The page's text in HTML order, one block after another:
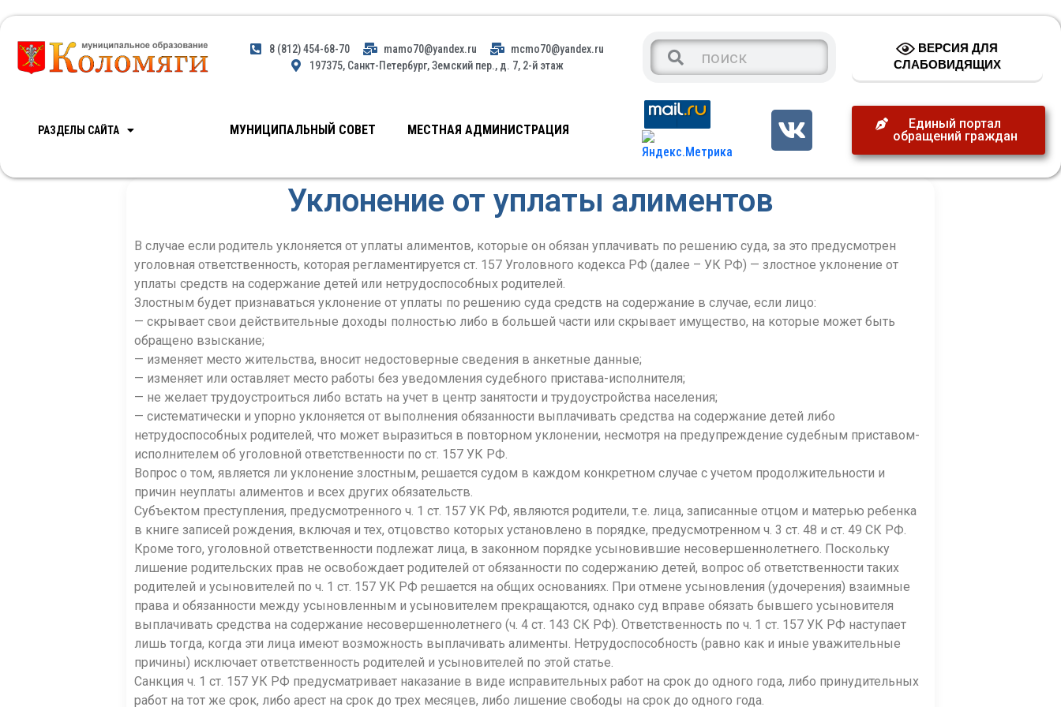
8 (812) 454-68-70 mamo70@yandex.ru
mcmo70@yandex.ru
197375, Санкт-Петербург, Земский пер., д. 7, 2-й этаж
ВЕРСИЯ ДЛЯ
СЛАБОВИДЯЩИХ
РАЗДЕЛЫ САЙТА МУНИЦИПАЛЬНЫЙ СОВЕТ МЕСТНАЯ АДМИНИСТРАЦИЯ
Единый портал
обращений граждан
Уклонение от уплаты алиментов
В случае если родитель уклоняется от уплаты алиментов, которые он обязан уплачивать по решению суда, за это предусмотрен
уголовная ответственность, которая регламентируется ст. 157 Уголовного кодекса РФ (далее – УК РФ) — злостное уклонение от
уплаты средств на содержание детей или нетрудоспособных родителей.
Злостным будет признаваться уклонение от уплаты по решению суда средств на содержание в случае, если лицо:
— скрывает свои действительные доходы полностью либо в большей части или скрывает имущество, на которые может быть
обращено взыскание;
— изменяет место жительства, вносит недостоверные сведения в анкетные данные;
— изменяет или оставляет место работы без уведомления судебного пристава-исполнителя;
— не желает трудоустроиться либо встать на учет в центр занятости и трудоустройства населения;
— систематически и упорно уклоняется от выполнения обязанности выплачивать средства на содержание детей либо
нетрудоспособных родителей, что может выразиться в повторном уклонении, несмотря на предупреждение судебным приставом-
исполнителем об уголовной ответственности по ст. 157 УК РФ.
Вопрос о том, является ли уклонение злостным, решается судом в каждом конкретном случае с учетом продолжительности и
причин неуплаты алиментов и всех других обязательств.
Субъектом преступления, предусмотренного ч. 1 ст. 157 УК РФ, являются родители, т.е. лица, записанные отцом и матерью ребенка
в книге записей рождения, включая и тех, отцовство которых установлено в порядке, предусмотренном ч. 3 ст. 48 и ст. 49 СК РФ.
Кроме того, уголовной ответственности подлежат лица, в законном порядке усыновившие несовершеннолетнего. Поскольку
лишение родительских прав не освобождает родителей от обязанности по содержанию детей, вопрос об ответственности таких
родителей и усыновителей по ч. 1 ст. 157 УК РФ решается на общих основаниях. При отмене усыновления (удочерения) взаимные
права и обязанности между усыновленным и усыновителем прекращаются, однако суд вправе обязать бывшего усыновителя
выплачивать средства на содержание несовершеннолетнего (ч. 4 ст. 143 СК РФ). Ответственность по ч. 1 ст. 157 УК РФ наступает
лишь тогда, когда эти лица имеют возможность выплачивать алименты. Нетрудоспособность (равно как и иные уважительные
причины) исключает ответственность родителей и усыновителей по этой статье.
Санкция ч. 1 ст. 157 УК РФ предусматривает наказание в виде исправительных работ на срок до одного года, либо принудительных
работ на тот же срок, либо арест на срок до трех месяцев, либо лишение свободы на срок до одного года.